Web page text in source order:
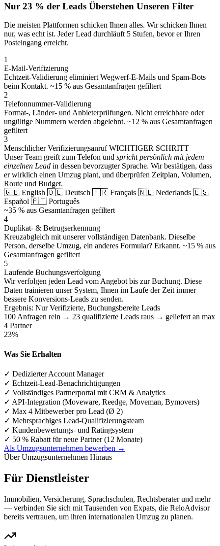
Nur 23 % der Leads Überstehen Unseren Filter
Die meisten Plattformen schicken Ihnen alles. Wir schicken Ihnen
nur, was echt ist. Jeder Lead durchläuft 5 Stufen, bevor er Ihren
Posteingang erreicht.
1
E-Mail-Verifizierung
Echtzeit-Validierung eliminiert Wegwerf-E-Mails und Spam-Bots
beim Kontakt. ~15 % aus Gesamtanfragen gefiltert
2
Telefonnummer-Validierung
Format-, Länder- und Anbieterprüfungen. Nicht erreichbare oder
ungültige Nummern werden abgelehnt. ~12 % aus Gesamtanfragen
gefiltert
3
Menschlicher Verifizierungsanruf WICHTIGER SCHRITT
Unser Team greift zum Telefon und spricht persönlich mit jedem
einzelnen Lead in dessen bevorzugter Sprache. Wir bestätigen, dass
er wirklich einen Umzug plant, und überprüfen Zeitplan, Volumen,
Route und Budget.
🇬🇧 English 🇩🇪 Deutsch 🇫🇷 Français 🇳🇱 Nederlands 🇪🇸
Español 🇵🇹 Português
~35 % aus Gesamtanfragen gefiltert
4
Duplikat- & Betrugserkennung
Kreuzabgleich mit unserer vollständigen Datenbank. Dieselbe
Person, derselbe Umzug, ein anderes Formular? Erkannt. ~15 % aus
Gesamtanfragen gefiltert
5
Laufende Buchungsverfolgung
Wir verfolgen jeden Lead vom Angebot bis zur Buchung. Diese
Daten trainieren unser System, Ihnen im Laufe der Zeit immer
bessere Konversions-Leads zu senden.
Ergebnis: Nur Verifizierte, Buchungsbereite Leads
100 Anfragen rein → 23 qualifizierte Leads raus → geliefert an max
4 Partner
23%
Was Sie Erhalten
✓ Dedizierter Account Manager
✓ Echtzeit-Lead-Benachrichtigungen
✓ Vollständiges Partnerportal mit CRM & Analytics
✓ API-Integration (Moveware, Reedge, Moveman, Bymovers)
✓ Max 4 Mitbewerber pro Lead (Ø 2)
✓ Mehrsprachiges Lead-Qualifizierungsteam
✓ Kundenbewertungs- und Ratingsystem
✓ 50 % Rabatt für neue Partner (12 Monate)
Als Umzugsunternehmen bewerben →
Über Umzugsunternehmen Hinaus
Für Dienstleister
Immobilien, Versicherung, Sprachschulen, Rechtsberater und mehr
— verbinden Sie sich mit Tausenden von Expats, die ReloAdvisor
bereits vertrauen, um ihren internationalen Umzug zu planen.